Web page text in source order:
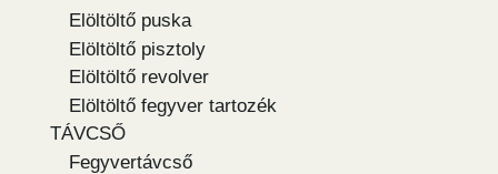
Elöltöltő puska
Elöltöltő pisztoly
Elöltöltő revolver
Elöltöltő fegyver tartozék
TÁVCSŐ
Fegyvertávcső